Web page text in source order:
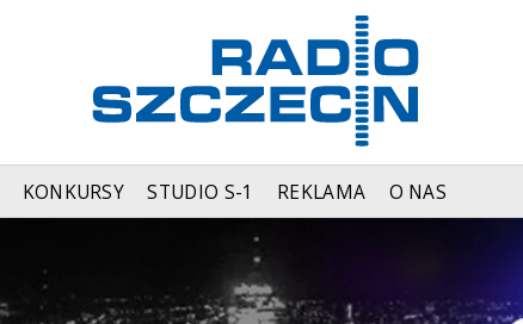
KONKURSY STUDIO S-1 REKLAMA O NAS